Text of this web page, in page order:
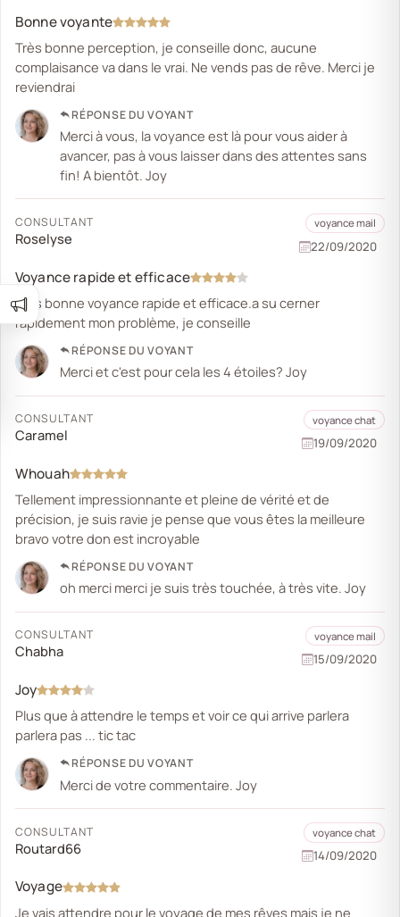
Bonne voyante
Très bonne perception, je conseille donc, aucune
complaisance va dans le vrai. Ne vends pas de rêve. Merci je
reviendrai
RÉPONSE DU VOYANT
Merci à vous, la voyance est là pour vous aider à
avancer, pas à vous laisser dans des attentes sans
fin! A bientôt. Joy
CONSULTANT
Roselyse
voyance mail
22/09/2020
Voyance rapide et efficace
Très bonne voyance rapide et efficace.a su cerner
rapidement mon problème, je conseille
RÉPONSE DU VOYANT
Merci et c'est pour cela les 4 étoiles? Joy
CONSULTANT
Caramel
voyance chat
19/09/2020
Whouah
Tellement impressionnante et pleine de vérité et de
précision, je suis ravie je pense que vous êtes la meilleure
bravo votre don est incroyable
RÉPONSE DU VOYANT
oh merci merci je suis très touchée, à très vite. Joy
CONSULTANT
Chabha
voyance mail
15/09/2020
Joy
Plus que à attendre le temps et voir ce qui arrive parlera
parlera pas ... tic tac
RÉPONSE DU VOYANT
Merci de votre commentaire. Joy
CONSULTANT
Routard66
voyance chat
14/09/2020
Voyage
Je vais attendre pour le voyage de mes rêves mais je ne